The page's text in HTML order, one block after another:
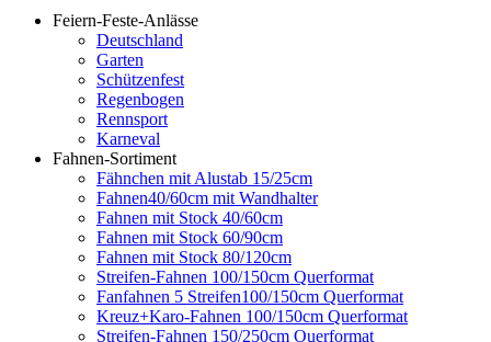
Feiern-Feste-Anlässe
Deutschland
Garten
Schützenfest
Regenbogen
Rennsport
Karneval
Fahnen-Sortiment
Fähnchen mit Alustab 15/25cm
Fahnen40/60cm mit Wandhalter
Fahnen mit Stock 40/60cm
Fahnen mit Stock 60/90cm
Fahnen mit Stock 80/120cm
Streifen-Fahnen 100/150cm Querformat
Fanfahnen 5 Streifen100/150cm Querformat
Kreuz+Karo-Fahnen 100/150cm Querformat
Streifen-Fahnen 150/250cm Ouerformat